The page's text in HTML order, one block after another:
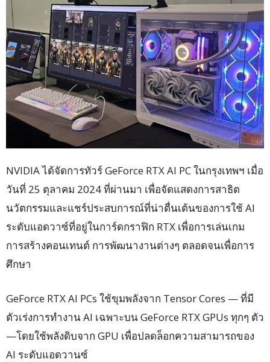
NVIDIA ได้จัดการทัวร์ GeForce RTX AI PC ในกรุงเทพฯ เมื่อ
วันที่ 25 ตุลาคม 2024 ที่ผ่านมา เพื่อจัดแสดงการสาธิต
นวัตกรรมและแชร์ประสบการณ์ที่น่าตื่นเต้นของการใช้ AI
ระดับแอดวาซ์ที่อยู่ในการ์ดกราฟิก RTX เพื่อการเล่นเกม
การสร้างคอนเทนต์ การพัฒนางานต่างๆ ตลอดจนเพื่อการ
ศึกษา
GeForce RTX AI PCs ใช้ขุมพลังจาก Tensor Cores — ที่มี
ตัวเร่งการทำงาน AI เฉพาะบน GeForce RTX GPUs ทุกๆ ตัว
—โดยใช้พลังดิบจาก GPU เพื่อปลดล็อกความสามารถของ
AI ระดับแอดวานซ์